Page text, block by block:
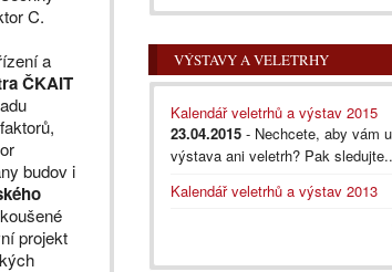
C.
a
ČKAIT
budov i
projekt
VÝSTAVY A VELETRHY
Kalendář veletrhů a výstav 2015
23.04.2015 - Nechcete, aby vám
výstava ani veletrh? Pak
Kalendář veletrhů a výstav 2013